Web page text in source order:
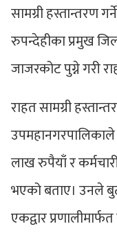
सामग्री हस्तान्तरण
रुपन्देहीका प्रमुख
जाजरकोट पुग्ने गरी
राहत सामग्री
लाख रुपैयाँ र
भएको बताए। उनले
एकद्वार